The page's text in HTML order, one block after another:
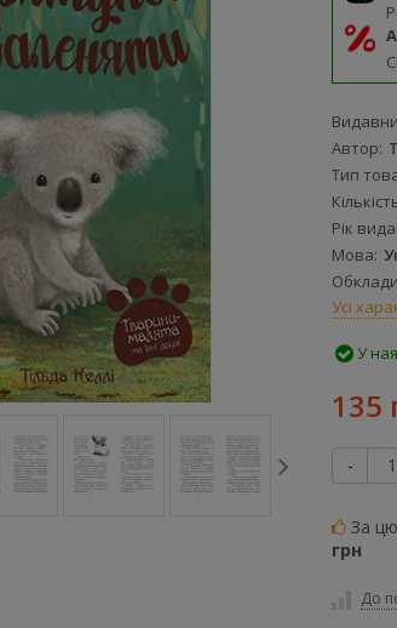
Автор
Тип
Рік
Мова
Усі
У
135
-
За
грн
До